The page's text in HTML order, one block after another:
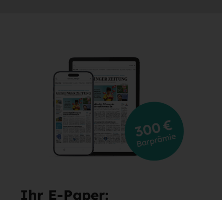
Ihr E-Paper: